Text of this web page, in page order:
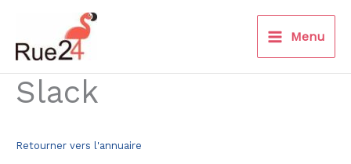
contenu
Menu
Slack
Retourner vers l'annuaire